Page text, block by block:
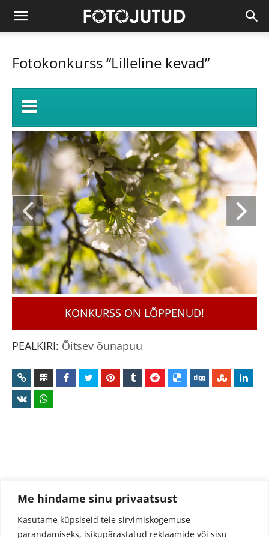
Me hindame sinu privaatsust
Kasutame küpsiseid teie sirvimiskogemuse
parandamiseks, isikupärastatud reklaamide või sisu
Fotokonkurss “Lilleline kevad”
KONKURSS ON LÕPPENUD!
PEALKIRI: Õitsev õunapuu